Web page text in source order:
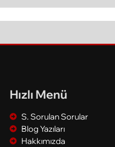
Hızlı Menü
S. Sorulan Sorular
Blog Yazıları
Hakkımızda